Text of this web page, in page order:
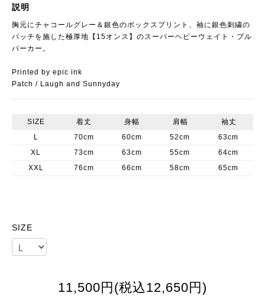
説明
胸元にチャコールグレー＆銀色のボックスプリント、袖に銀色刺繍の
パッチを施した極厚地【15オンス】のスーパーヘビーウェイト・プル
パーカー。
Printed by epic ink
Patch / Laugh and Sunnyday
SIZE 着丈 身幅 肩幅
袖丈
L
70cm 60cm 52cm
63cm
XL
73cm 63cm 55cm
64cm
XXL
76cm 66cm 58cm 65cm
SIZE
11,500円(税込12,650円)